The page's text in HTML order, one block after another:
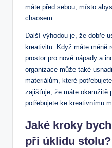
máte před ⁣sebou,⁢ místo
chaosem.
Další ​výhodou je, že⁢ dobře
‍kreativitu. Když máte méně
prostor pro nové nápady a
organizace může také
materiálům, které
zajišťuje, že máte okamžitě
potřebujete ke kreativnímu
Jaké kroky
při⁤ úklidu stolu?